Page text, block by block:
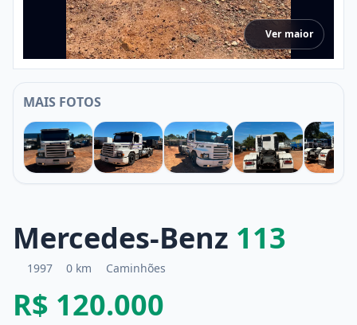
Ver maior
MAIS FOTOS
Mercedes-Benz 113
1997 0 km Caminhões
R$ 120.000